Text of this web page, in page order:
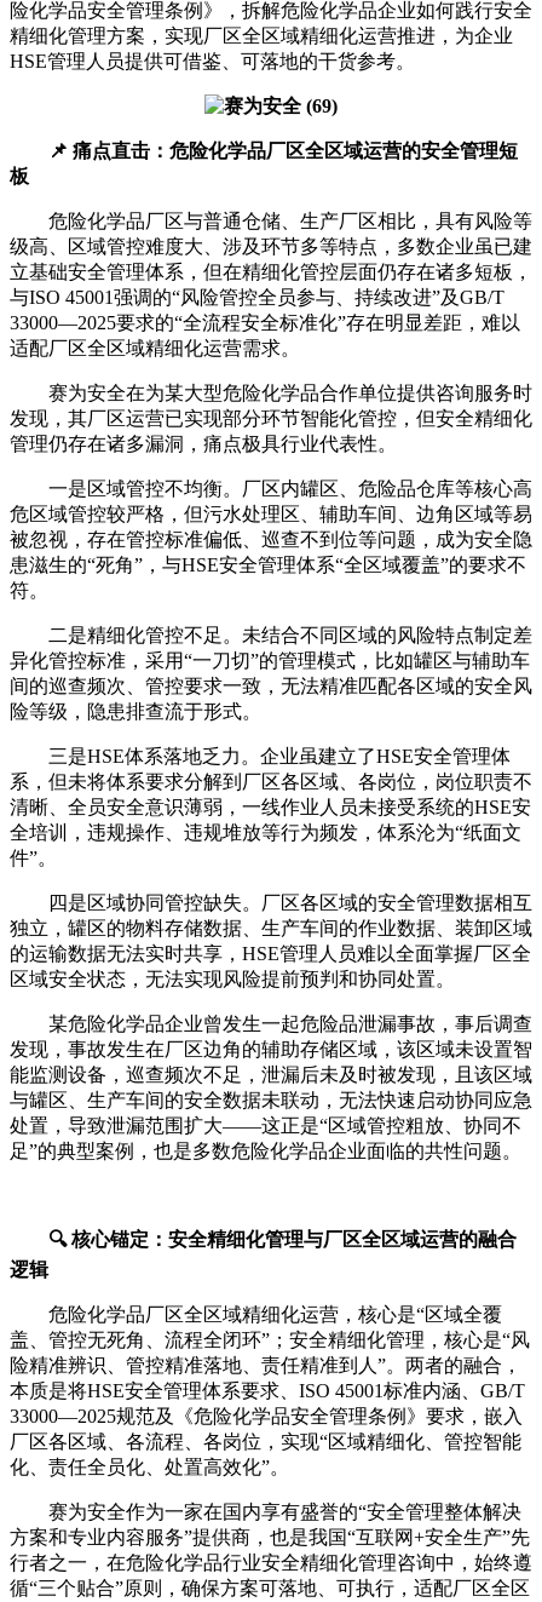
险化学品安全管理条例》，拆解危险化学品企业如何践行安全
精细化管理方案，实现厂区全区域精细化运营推进，为企业
HSE管理人员提供可借鉴、可落地的干货参考。
📌 痛点直击：危险化学品厂区全区域运营的安全管理短
板
危险化学品厂区与普通仓储、生产厂区相比，具有风险等
级高、区域管控难度大、涉及环节多等特点，多数企业虽已建
立基础安全管理体系，但在精细化管控层面仍存在诸多短板，
与ISO 45001强调的“风险管控全员参与、持续改进”及GB/T
33000—2025要求的“全流程安全标准化”存在明显差距，难以
适配厂区全区域精细化运营需求。
赛为安全在为某大型危险化学品合作单位提供咨询服务时
发现，其厂区运营已实现部分环节智能化管控，但安全精细化
管理仍存在诸多漏洞，痛点极具行业代表性。
一是区域管控不均衡。厂区内罐区、危险品仓库等核心高
危区域管控较严格，但污水处理区、辅助车间、边角区域等易
被忽视，存在管控标准偏低、巡查不到位等问题，成为安全隐
患滋生的“死角”，与HSE安全管理体系“全区域覆盖”的要求不
符。
二是精细化管控不足。未结合不同区域的风险特点制定差
异化管控标准，采用“一刀切”的管理模式，比如罐区与辅助车
间的巡查频次、管控要求一致，无法精准匹配各区域的安全风
险等级，隐患排查流于形式。
三是HSE体系落地乏力。企业虽建立了HSE安全管理体
系，但未将体系要求分解到厂区各区域、各岗位，岗位职责不
清晰、全员安全意识薄弱，一线作业人员未接受系统的HSE安
全培训，违规操作、违规堆放等行为频发，体系沦为“纸面文
件”。
四是区域协同管控缺失。厂区各区域的安全管理数据相互
独立，罐区的物料存储数据、生产车间的作业数据、装卸区域
的运输数据无法实时共享，HSE管理人员难以全面掌握厂区全
区域安全状态，无法实现风险提前预判和协同处置。
某危险化学品企业曾发生一起危险品泄漏事故，事后调查
发现，事故发生在厂区边角的辅助存储区域，该区域未设置智
能监测设备，巡查频次不足，泄漏后未及时被发现，且该区域
与罐区、生产车间的安全数据未联动，无法快速启动协同应急
处置，导致泄漏范围扩大——这正是“区域管控粗放、协同不
足”的典型案例，也是多数危险化学品企业面临的共性问题。
🔍 核心锚定：安全精细化管理与厂区全区域运营的融合
逻辑
危险化学品厂区全区域精细化运营，核心是“区域全覆
盖、管控无死角、流程全闭环”；安全精细化管理，核心是“风
险精准辨识、管控精准落地、责任精准到人”。两者的融合，
本质是将HSE安全管理体系要求、ISO 45001标准内涵、GB/T
33000—2025规范及《危险化学品安全管理条例》要求，嵌入
厂区各区域、各流程、各岗位，实现“区域精细化、管控智能
化、责任全员化、处置高效化”。
赛为安全作为一家在国内享有盛誉的“安全管理整体解决
方案和专业内容服务”提供商，也是我国“互联网+安全生产”先
行者之一，在危险化学品行业安全精细化管理咨询中，始终遵
循“三个贴合”原则，确保方案可落地、可执行，适配厂区全区